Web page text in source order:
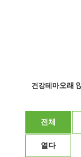
건강테마오래
전체
열다